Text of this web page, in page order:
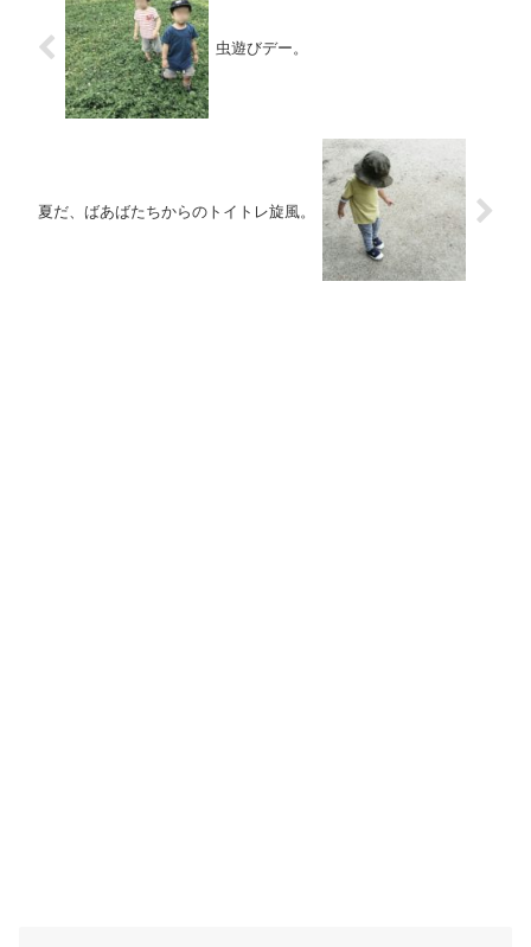
虫遊びデー。
夏だ、ばあばたちからのトイトレ旋風。